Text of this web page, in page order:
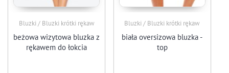
Bluzki / Bluzki krótki rękaw
beżowa wizytowa bluzka z
rękawem do łokcia
Bluzki / Bluzki krótki rękaw
biała oversizowa bluzka -
top